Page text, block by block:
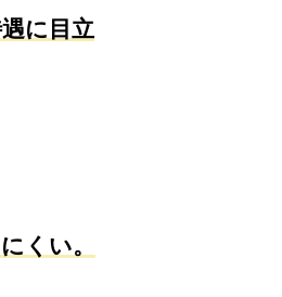
に目立
くい。